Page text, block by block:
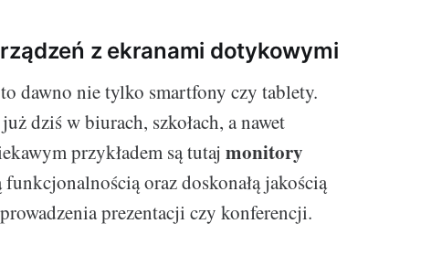
z ekranami dotykowymi
dawno nie tylko smartfony czy tablety.
dziś w biurach, szkołach, a nawet
przykładem są tutaj monitory
oraz doskonałą jakością
prezentacji czy konferencji.